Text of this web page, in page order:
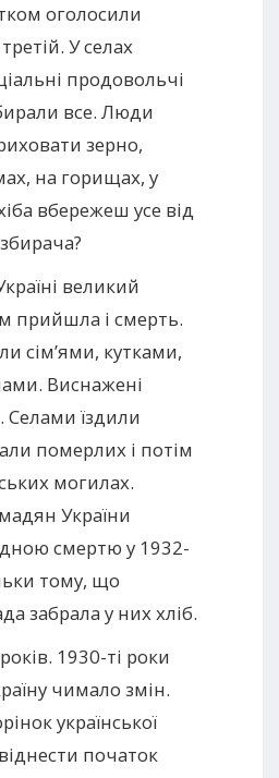
оголосили
У селах
продовольчі
все. Люди
зерно,
на горищах, у
вбережеш усе від
великий
прийшла і смерть.
сім’ями, кутками,
Виснажені
Селами їздили
померлих і потім
могилах.
України
смертю у 1932-
тому, що
забрала у них хліб.
1930-ті роки
чимало змін.
української
початок